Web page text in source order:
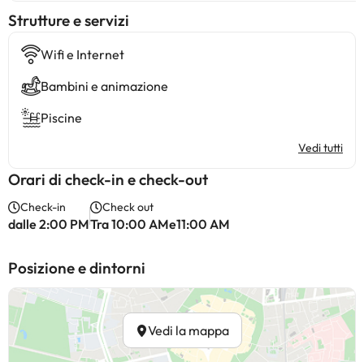
​Strutture e servizi
Wifi e Internet
Bambini e animazione
Piscine
Vedi tutti
Orari di check-in e check-out
Check-in
dalle 2:00 PM
Check out
Tra 10:00 AMe11:00 AM
Posizione e dintorni
Vedi la mappa